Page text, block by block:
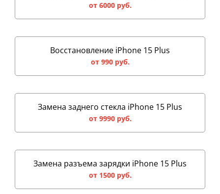
от 6000 руб.
Восстановление iPhone 15 Plus
от 990 руб.
Замена заднего стекла iPhone 15 Plus
от 9990 руб.
Замена разъема зарядки iPhone 15 Plus
от 1500 руб.